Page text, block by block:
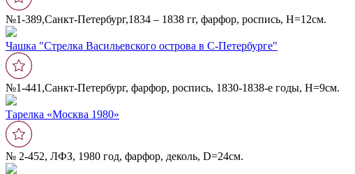
№1-389,Санкт-Петербург,1834 – 1838 гг, фарфор, роспись, Н=12см.
Чашка "Стрелка Васильевского острова в С-Петербурге"
№1-441,Санкт-Петербург, фарфор, роспись, 1830-1838-е годы, Н=9см.
Тарелка «Москва 1980»
№ 2-452, ЛФЗ, 1980 год, фарфор, деколь, D=24см.